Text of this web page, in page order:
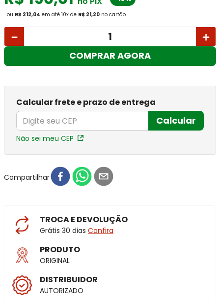
ou R$ 212,04 em até 10x de R$ 21,20 no cartão
＋
－
COMPRAR AGORA
Calcular frete e prazo de entrega
Calcular
Não sei meu CEP
Compartilhar
TROCA E DEVOLUÇÃO
Grátis 30 dias Confira
PRODUTO
ORIGINAL
DISTRIBUIDOR
AUTORIZADO